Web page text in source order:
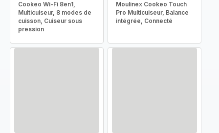
Cookeo Wi-Fi 8en1,
Multicuiseur, 8 modes de
cuisson, Cuiseur sous
pression
Moulinex Cookeo Touch
Pro Multicuiseur, Balance
intégrée, Connecté